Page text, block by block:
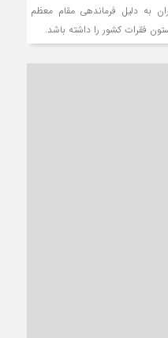
به دلیل فرماندهی مقام معظم
فقرات کشور را داشته باشد.